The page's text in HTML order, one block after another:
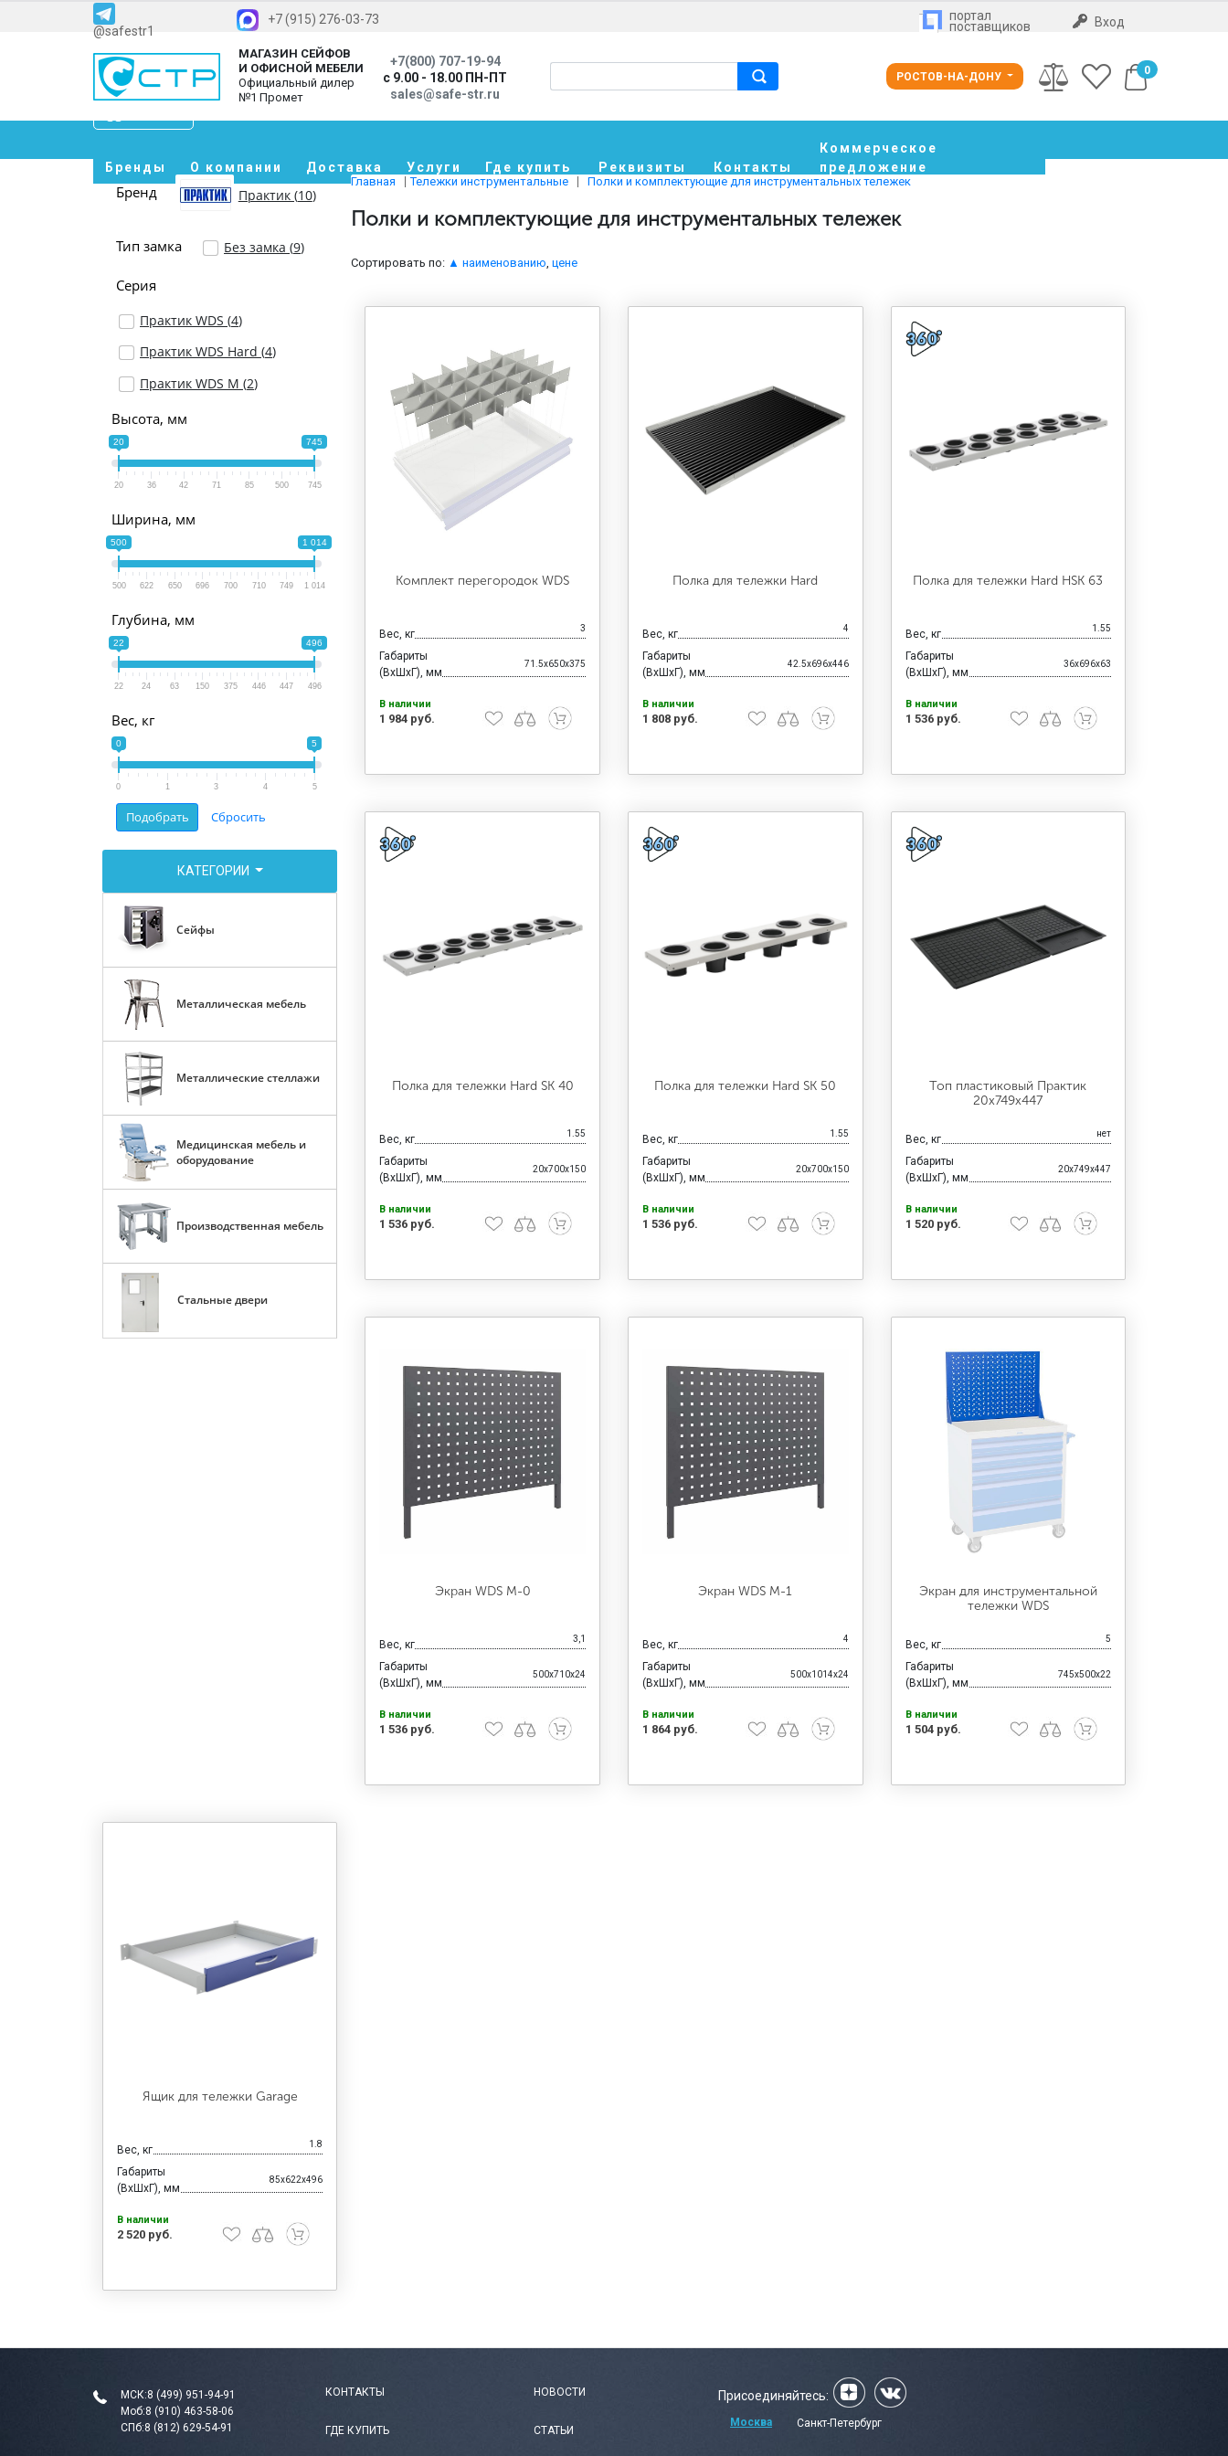
@safestr1
+7 (915) 276-03-73 портал
поставщиков Вход
МАГАЗИН СЕЙФОВ
И ОФИСНОЙ МЕБЕЛИ
Официальный дилер
№1 Промет
+7(800) 707-19-94
с 9.00 - 18.00 ПН-ПТ
sales@safe-str.ru
РОСТОВ-НА-ДОНУ 0
Бренды О компании Доставка Услуги Где купить Реквизиты Контакты
Коммерческое
предложение
Бренд Практик (10)
Тип замка Без замка (9)
Серия
Практик WDS (4)
Практик WDS Hard (4)
Практик WDS M (2)
Высота, мм
20 745
20 36 42 71 85 500 745
Ширина, мм
500 1 014
500 622 650 696 700 710 749 1 014
Глубина, мм
22 496
22 24 63 150 375 446 447 496
Вес, кг
0 5
0 1 3 4 5
КАТЕГОРИИ
Сейфы
Металлическая мебель
Металлические стеллажи
Медицинская мебель и
оборудование
Производственная мебель
Стальные двери
Главная Тележки инструментальные Полки и комплектующие для инструментальных тележек
Полки и комплектующие для инструментальных тележек
Сортировать по: ▲ наименованию,цене
Комплект перегородок WDS
Вес, кг 3
Габариты
(ВхШхГ), мм
71.5x650x375
В наличии
1 984 руб.
Полка для тележки Hard
Вес, кг 4
Габариты
(ВхШхГ), мм
42.5x696x446
В наличии
1 808 руб.
Полка для тележки Hard HSK 63
Вес, кг 1.55
Габариты
(ВхШхГ), мм
36x696x63
В наличии
1 536 руб.
Полка для тележки Hard SK 40
Вес, кг 1.55
Габариты
(ВхШхГ), мм
20x700x150
В наличии
1 536 руб.
Полка для тележки Hard SK 50
Вес, кг 1.55
Габариты
(ВхШхГ), мм
20x700x150
В наличии
1 536 руб.
Топ пластиковый Практик
20x749x447
Вес, кг нет
Габариты
(ВхШхГ), мм
20x749x447
В наличии
1 520 руб.
Экран WDS M-0
Вес, кг 3,1
Габариты
(ВхШхГ), мм
500x710x24
В наличии
1 536 руб.
Экран WDS M-1
Вес, кг 4
Габариты
(ВхШхГ), мм
500x1014x24
В наличии
1 864 руб.
Экран для инструментальной
тележки WDS
Вес, кг 5
Габариты
(ВхШхГ), мм
745x500x22
В наличии
1 504 руб.
Ящик для тележки Garage
Вес, кг 1.8
Габариты
(ВхШхГ), мм
85x622x496
В наличии
2 520 руб.
МСК:8 (499) 951-94-91
Моб:8 (910) 463-58-06
СПб:8 (812) 629-54-91
КОНТАКТЫ
ГДЕ КУПИТЬ
НОВОСТИ
СТАТЬИ
Присоединяйтесь:
Москва Санкт-Петербург